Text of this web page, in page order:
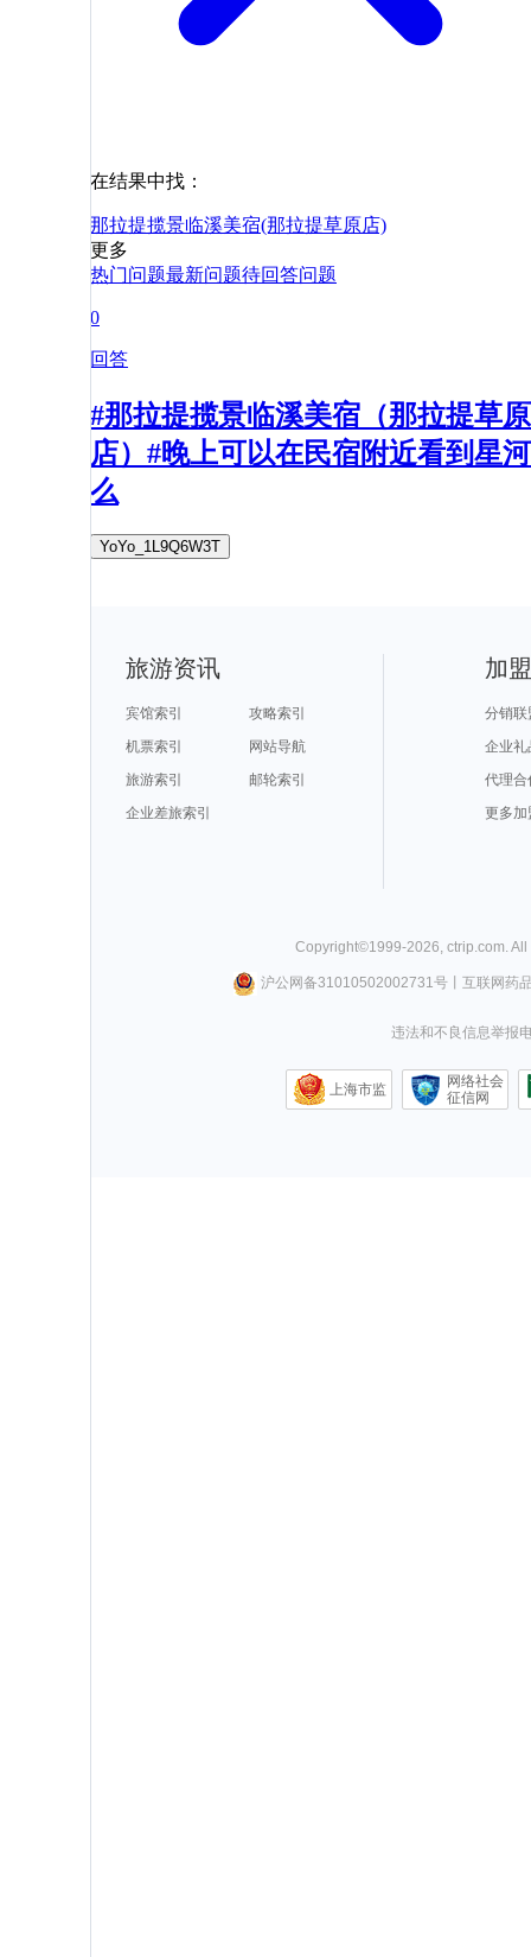
在结果中找：
那拉提揽景临溪美宿(那拉提草原店)
更多
热门问题最新问题待回答问题
0
回答
#那拉提揽景临溪美宿（那拉提草原
店）#晚上可以在民宿附近看到星河
么
YoYo_1L9Q6W3T
旅游资讯
宾馆索引
攻略索引
机票索引
网站导航
旅游索引
邮轮索引
企业差旅索引
加
分销联
企业礼
代理合
更多加
Copyright©1999-2026 ctrip.com .
沪公网备31010502002731号丨 互联网药
违法和不良信息举报
上海市监
网络社会
征信网